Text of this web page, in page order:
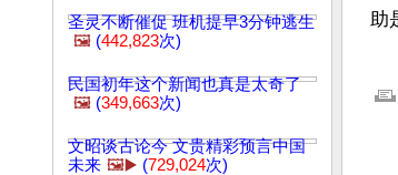
圣灵不断催促 班机提早3分钟逃生
🖼️ (442,823次)
民国初年这个新闻也真是太奇了
🖼️ (349,663次)
文昭谈古论今 文贵精彩预言中国
未来 🖼️▶️ (729,024次)
助